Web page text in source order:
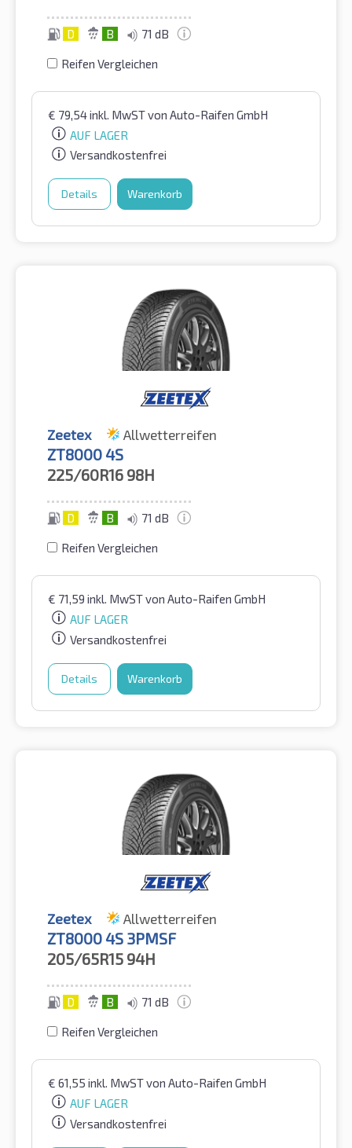
D B 71 dB
Reifen Vergleichen
€ 79,54inkl. MwSTvon Auto-Raifen GmbH
AUF LAGER
Versandkostenfrei
Details Warenkorb
Zeetex Allwetterreifen
ZT8000 4S
225/60R16 98H
D B 71 dB
Reifen Vergleichen
€ 71,59 inkl. MwSTvon Auto-Raifen GmbH
AUF LAGER
Versandkostenfrei
Details Warenkorb
Zeetex Allwetterreifen
ZT8000 4S 3PMSF
205/65R15 94H
D B 71 dB
Reifen Vergleichen
€ 61,55 inkl. MwSTvon Auto-Raifen GmbH
AUF LAGER
Versandkostenfrei